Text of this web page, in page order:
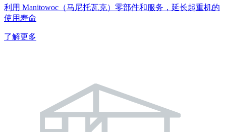
利用 Manitowoc（马尼托瓦克）零部件和服务，延长起重机的
使用寿命
了解更多